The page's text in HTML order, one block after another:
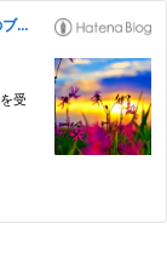
「バラ色の女」のつくり方～時間が増える魔法のブログ～
受